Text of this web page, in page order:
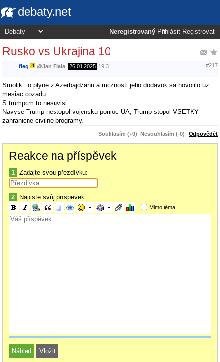
debaty.net
Neregistrovaný Přihlásit Registrovat
Rusko vs Ukrajina 10
fleg @Jan Fiala 26.01.2025 19:31 #217
Smolik...o plyne z Azerbajdzanu a moznosti jeho dodavok sa hovorilo uz
mesiac dozadu.
S trumpom to nesuvisi.
Navyse Trump nestopol vojensku pomoc UA, Trump stopol VSETKY
zahranicne civilne programy.
Souhlasím (+0) Nesouhlasím (-0) Odpovědět
Reakce na příspěvek
1 Zadajte svou přezdívku:
2 Napište svůj příspěvek:
Mimo téma